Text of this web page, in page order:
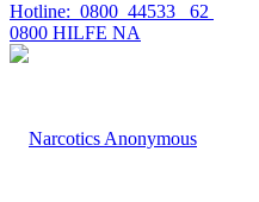
Hotline: 0800 44533 62
0800 HILFE NA